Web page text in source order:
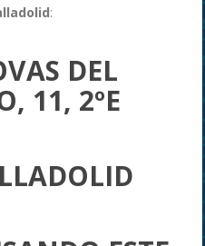
:
DEL
11, 2ºE